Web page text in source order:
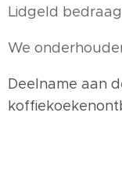
Lidgeld
We
Deelname aan